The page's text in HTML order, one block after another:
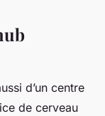
d’un centre
de cerveau